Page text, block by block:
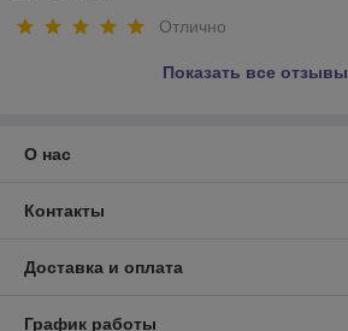
Отлично
Показать все отзывы
О нас
Контакты
Доставка и оплата
График работы